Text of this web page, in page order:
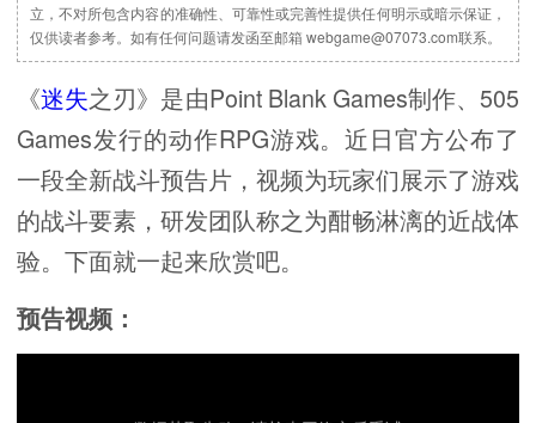
立，不对所包含内容的准确性、可靠性或完善性提供任何明示或暗示保证，
仅供读者参考。如有任何问题请发函至邮箱 webgame@07073.com联系。
《迷失之刃》是由Point Blank Games制作、505
Games发行的动作RPG游戏。近日官方公布了
一段全新战斗预告片，视频为玩家们展示了游戏
的战斗要素，研发团队称之为酣畅淋漓的近战体
验。下面就一起来欣赏吧。
预告视频：